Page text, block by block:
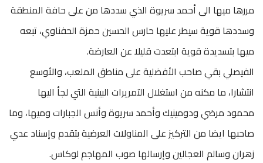
مررها ميها الى أحمد سريوة الذي سددها من على حافة المنطقة
وسددها قوية سيطر عليها حارس الحسين حمزة الحفناوي، تبعه
ميها بتسديدة قوية ابتعدت قليلا عن العارضة.
الفيصلي بقي صاحب الأفضلية على مناطق الملعب، والأوسع
انتشارا، ما مكنه من استغلال التمريرات البينية التي لجأ اليها
محمود مرضي ودومينيك وأحمد سريوة وأنس الجبارات وميها، وما
صاحبها ايضا من التركيز على المناولات العرضية بتقدم وإسناد عدي
زهران وسالم العجالين وإرسالها صوب المهاجم لوكاس.